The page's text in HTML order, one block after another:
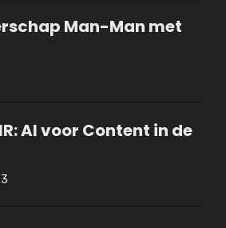
Man-Man met
AI voor Content in de